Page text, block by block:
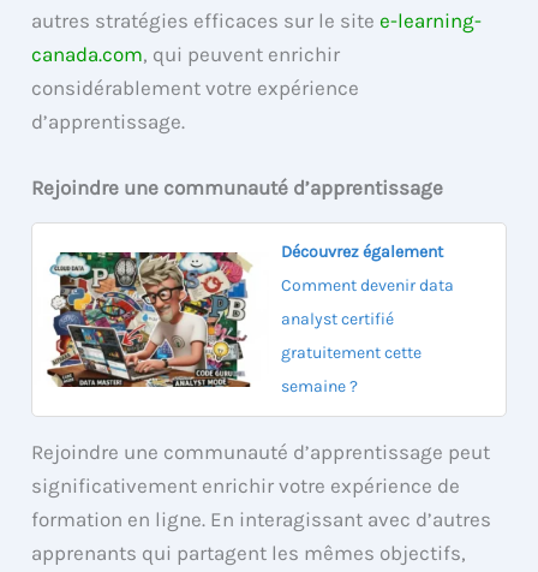
autres stratégies efficaces sur le sitee-learning-
canada.com, qui peuvent enrichir
considérablement votre expérience
d’apprentissage.
Rejoindre une communauté d’apprentissage
Découvrez également
Comment devenir data
analyst certifié
gratuitement cette
semaine ?
Rejoindre une communauté d’apprentissage peut
significativement enrichir votre expérience de
formation en ligne. En interagissant avec d’autres
apprenants qui partagent les mêmes objectifs,